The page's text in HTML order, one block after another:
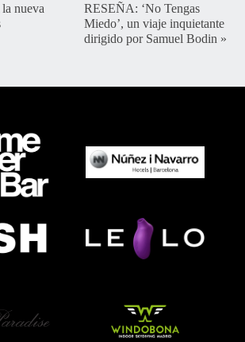
la nueva
RESEÑA: ‘No Tengas
Miedo’, un viaje inquietante
dirigido por Samuel Bodin »